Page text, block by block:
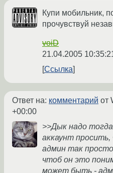
Купи мобильник,
прочувствуй
voiD
21.04.2005
Ссылка
Ответ на: комментарий от
+00:00
>>Дык надо
аккаунт просить,
админ так
чтоб он это
может быть -